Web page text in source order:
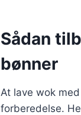
Sådan
bønner
At lave wok
forberedelse.